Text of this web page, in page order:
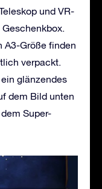
und VR-
A3-Größe finden
verpackt.
glänzendes
dem Bild unten
Super-